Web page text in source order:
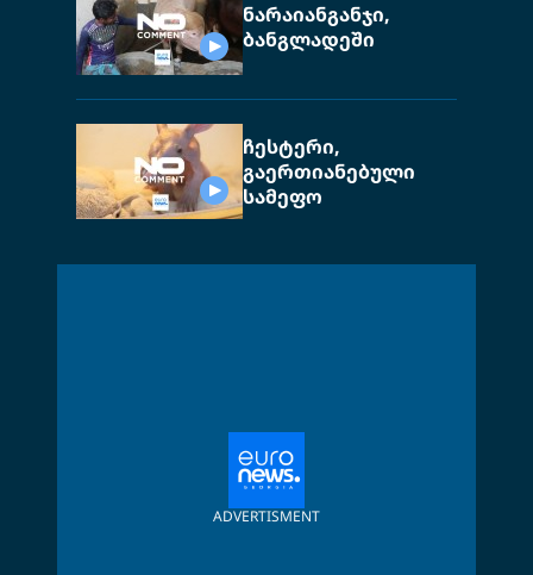
ნარაიანგანჯი,
ბანგლადეში
ჩესტერი,
გაერთიანებული
სამეფო
ADVERTISMENT